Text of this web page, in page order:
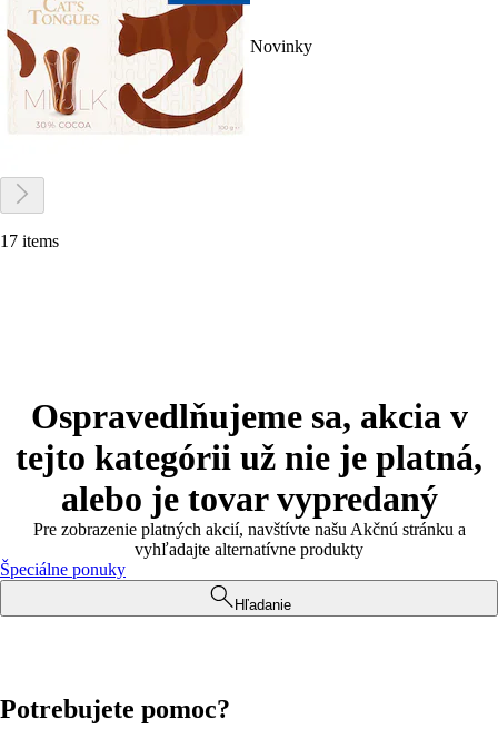
Novinky
17 items
Ospravedlňujeme sa, akcia v
tejto kategórii už nie je platná,
alebo je tovar vypredaný
Pre zobrazenie platných akcií, navštívte našu Akčnú stránku a
vyhľadajte alternatívne produkty
Špeciálne ponuky
Hľadanie
Potrebujete pomoc?